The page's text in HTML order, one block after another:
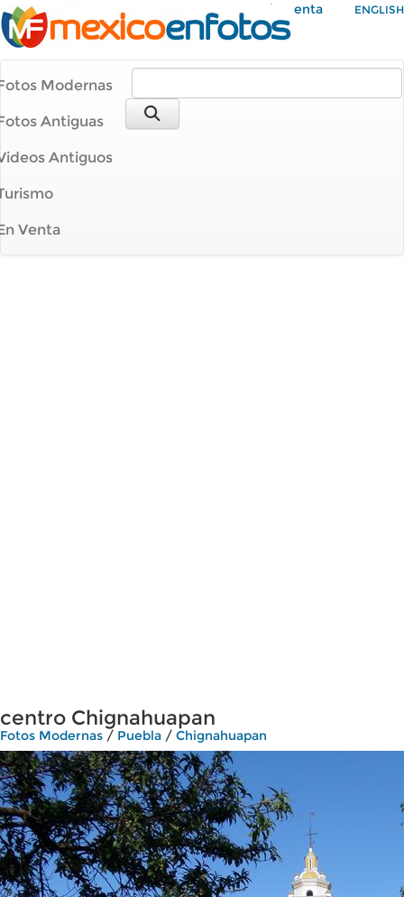
Mi Cuenta ENGLISH
Modernas
Antiguas
Antiguos
Venta
centro Chignahuapan
Fotos Modernas / Puebla / Chignahuapan